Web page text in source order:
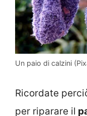
Un paio di calzini
Ricordate
per riparare il